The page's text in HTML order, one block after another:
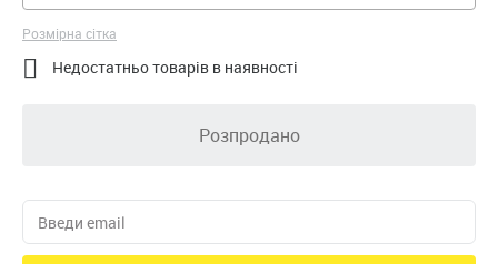
Розмірна сітка
 Недостатньо товарів в наявності
Розпродано